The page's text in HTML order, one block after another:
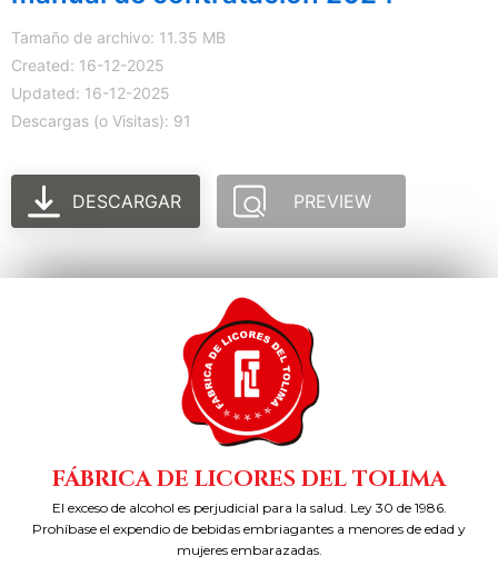
Tamaño de archivo: 11.35 MB
Created: 16-12-2025
Updated: 16-12-2025
Descargas (o Visitas): 91
DESCARGAR PREVIEW
FÁBRICA DE LICORES DEL TOLIMA
El exceso de alcohol es perjudicial para la salud. Ley 30 de 1986.
Prohíbase el expendio de bebidas embriagantes a menores de edad y
mujeres embarazadas.